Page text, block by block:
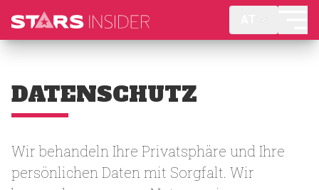
DATENSCHUTZ
Wir behandeln Ihre Privatsphäre und Ihre
persönlichen Daten mit Sorgfalt. Wir